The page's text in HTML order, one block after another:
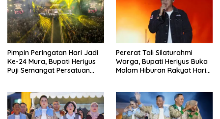
Pimpin Peringatan Hari Jadi
Ke-24 Mura, Bupati Heriyus
Puji Semangat Persatuan
Pererat Tali Silaturahmi
Warga, Bupati Heriyus Buka
Malam Hiburan Rakyat Hari